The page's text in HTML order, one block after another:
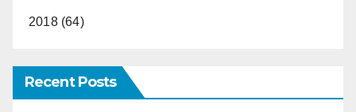
2018 (64)
Recent Posts